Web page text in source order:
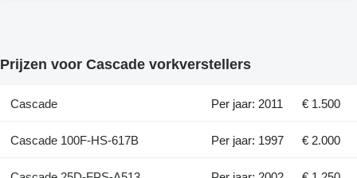
Prijzen voor Cascade vorkverstellers
Cascade Per jaar: 2011 € 1.500
Cascade 100F-HS-617B Per jaar: 1997 € 2.000